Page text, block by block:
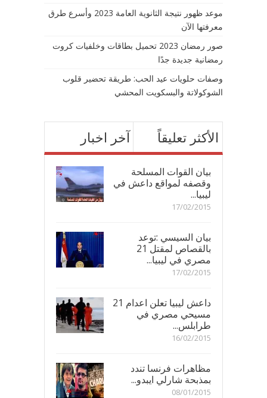
موعد ظهور نتيجة الثانوية العامة 2023 وأسرع طرق
معرفتها الآن
صور رمضان 2023 تحميل بطاقات وخلفيات كروت
رمضانية جديدة جدًا
وصفات حلويات عيد الحب: طريقة تحضير قلوب
الشوكولاتة والبسكويت المحشي
آخر اخبار الأكثر تعليقاً
بيان القوات المسلحة
وقصفه لمواقع داعش في
ليبيا...
17/02/2015
بيان السيسي :توعد
بالقصاص لمقتل 21
مصري في ليبيا...
17/02/2015
داعش ليبيا تعلن اعدام 21
مسيحي مصري في
طرابلس...
16/02/2015
مظاهرات فرنسا تندد
بمذبحة شارلي ايبدو...
08/01/2015